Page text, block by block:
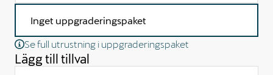
Inget uppgraderingspaket
Se full utrustning i uppgraderingspaket
Lägg till tillval